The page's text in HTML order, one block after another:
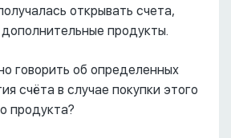
открывать счета,
продукты.
говорить об определенных
счёта в случае покупки этого
продукта?